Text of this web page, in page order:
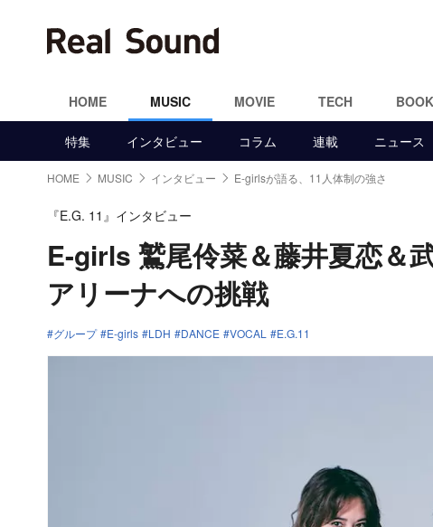
HOME MUSIC MOVIE TECH BOOK
特集 インタビュー コラム 連載 ニュース
HOME MUSIC インタビュー E-girlsが語る、11人体制の強さ
『E.G. 11』インタビュー
E-girls 鷲尾伶菜＆藤井夏恋＆
アリーナへの挑戦
グループ E-girls LDH DANCE VOCAL E.G.11